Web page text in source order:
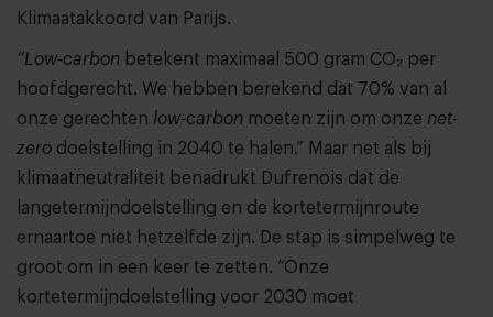
Klimaatakkoord van Parijs.
“Low-carbon betekent maximaal 500 gram CO₂ per
hoofdgerecht. We hebben berekend dat 70% van al
onze gerechten low-carbon moeten zijn om onze net-
zero doelstelling in 2040 te halen.” Maar net als bij
klimaatneutraliteit benadrukt Dufrenois dat de
langetermijndoelstelling en de kortetermijnroute
ernaartoe niet hetzelfde zijn. De stap is simpelweg te
groot om in een keer te zetten. “Onze
kortetermijndoelstelling voor 2030 moet